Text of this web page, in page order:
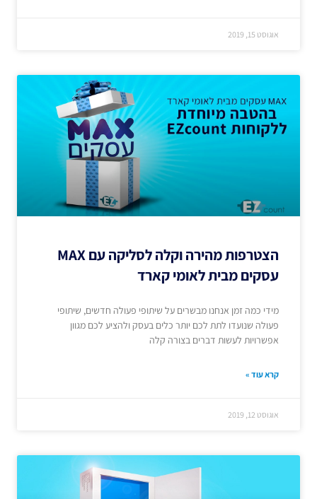
אוגוסט 15, 2019
הצטרפות מהירה וקלה לסליקה עם MAX
עסקים מבית לאומי קארד
מידי כמה זמן אנחנו מבשרים על שיתופי פעולה חדשים, שיתופי
פעולה שנועדו לתת לכם יותר כלים בעסק ולהציע לכם מגוון
אפשרויות לעשות דברים בצורה קלה
קרא עוד »
אוגוסט 12, 2019